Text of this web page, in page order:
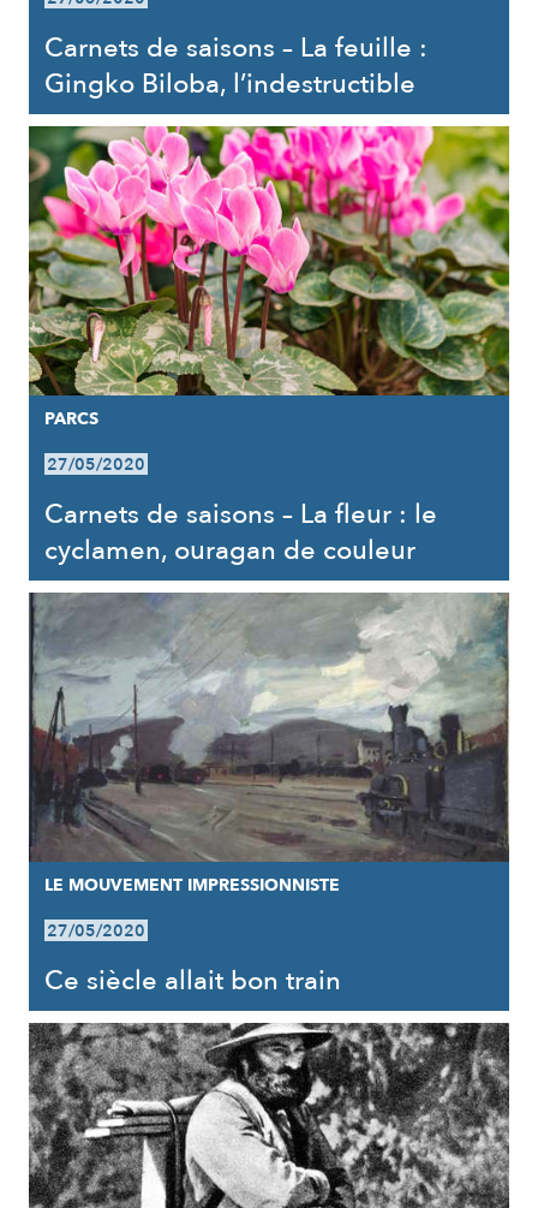
Carnets de saisons – La feuille :
Gingko Biloba, l’indestructible
PARCS
27/05/2020
Carnets de saisons – La fleur : le
cyclamen, ouragan de couleur
LE MOUVEMENT IMPRESSIONNISTE
27/05/2020
Ce siècle allait bon train